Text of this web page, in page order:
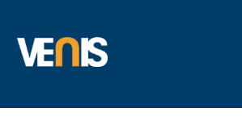
contenuto
principale